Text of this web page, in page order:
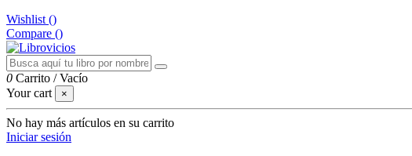
Wishlist ()
Compare ()
0 Carrito /Vacío
Your cart
×
No hay más artículos en su carrito
Iniciar sesión